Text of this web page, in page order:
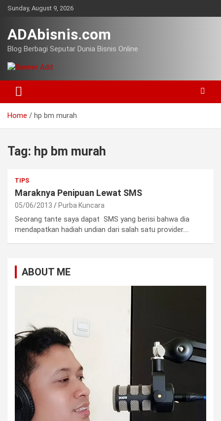
SkipSunday, August 9, 2026
ADAbisnis.com
Blog Berbagi Seputar Dunia Bisnis Online
Home hp bm murah
Tag: hp bm murah
TIPS
Maraknya Penipuan Lewat SMS
05/06/2013 Purba Kuncara
Seorang tante saya dapat SMS yang berisi bahwa dia
mendapatkan hadiah undian dari salah satu provider.…
ABOUT ME